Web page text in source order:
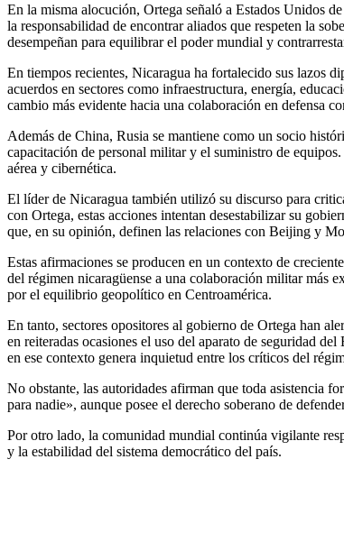
En la misma alocución, Ortega señaló a Estados Unidos
la responsabilidad de encontrar aliados que respeten la
desempeñan para equilibrar el poder mundial y
En tiempos recientes, Nicaragua ha fortalecido sus lazos
acuerdos en sectores como infraestructura, energía,
cambio más evidente hacia una colaboración en defensa
Además de China, Rusia se mantiene como un socio
capacitación de personal militar y el suministro de
aérea y cibernética.
El líder de Nicaragua también utilizó su discurso para
con Ortega, estas acciones intentan desestabilizar su
que, en su opinión, definen las relaciones con Beijing y
Estas afirmaciones se producen en un contexto de
del régimen nicaragüense a una colaboración militar más
por el equilibrio geopolítico en Centroamérica.
En tanto, sectores opositores al gobierno de Ortega han
en reiteradas ocasiones el uso del aparato de seguridad
en ese contexto genera inquietud entre los críticos del
No obstante, las autoridades afirman que toda asistencia
para nadie», aunque posee el derecho soberano de
Por otro lado, la comunidad mundial continúa vigilante
y la estabilidad del sistema democrático del país.